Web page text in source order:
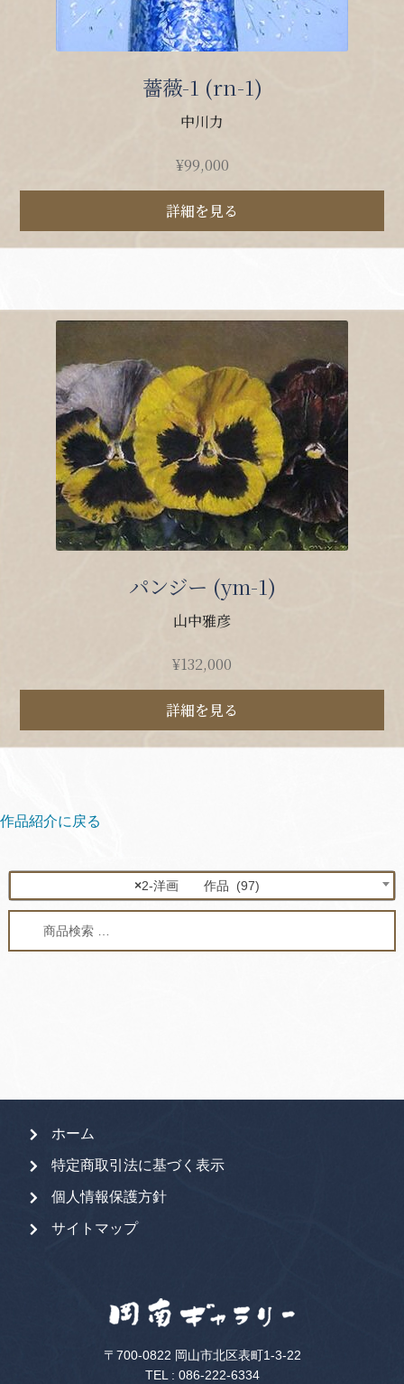
薔薇-1 (rn-1)
中川力
¥99,000
詳細を見る
パンジー (ym-1)
山中雅彦
¥132,000
詳細を見る
作品紹介に戻る
×2-洋画 作品 (97)
ホーム
特定商取引法に基づく表示
個人情報保護方針
サイトマップ
〒700-0822 岡山市北区表町1-3-22
TEL : 086-222-6334